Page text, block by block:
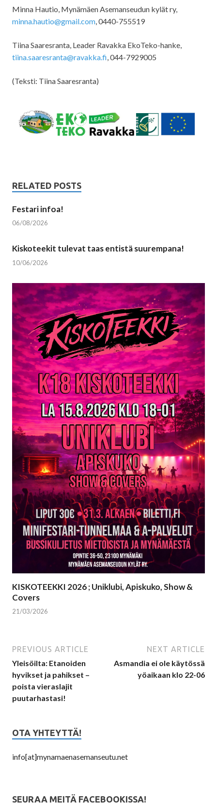
Minna Hautio, Mynämäen Asemanseudun kylät ry,
minna.hautio@gmail.com , 0440-755519
Tiina Saaresranta, Leader Ravakka EkoTeko-hanke,
tiina.saaresranta@ravakka.fi , 044-7929005
(Teksti: Tiina Saaresranta)
RELATED POSTS
Festari infoa!
06/08/2026
Kiskoteekit tulevat taas entistä suurempana!
10/06/2026
KISKOTEEKKI 2026 ; Uniklubi, Apiskuko, Show &
Covers
21/03/2026
PREVIOUS ARTICLE
Yleisöilta: Etanoiden
hyvikset ja pahikset –
poista vieraslajit
puutarhastasi!
NEXT ARTICLE
Asmandia ei ole käytössä
yöaikaan klo 22-06
OTA YHTEYTTÄ!
info[at]mynamaenasemanseutu.net
SEURAA MEITÄ FACEBOOKISSA!